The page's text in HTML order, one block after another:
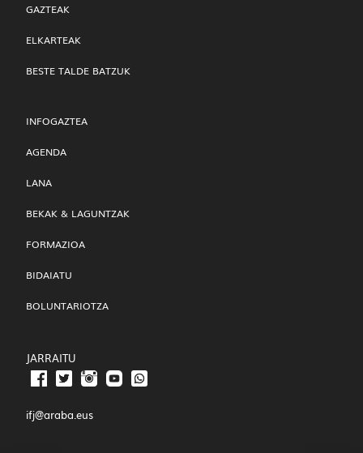
GAZTEAK
ELKARTEAK
BESTE TALDE BATZUK
INFOGAZTEA
AGENDA
LANA
BEKAK & LAGUNTZAK
FORMAZIOA
BIDAIATU
BOLUNTARIOTZA
JARRAITU
ifj@araba.eus